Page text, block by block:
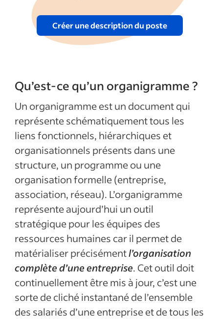
Créer une description du poste
Qu’est-ce qu’un organigramme ?
Un organigramme est un document qui
représente schématiquement tous les
liens fonctionnels, hiérarchiques et
organisationnels présents dans une
structure, un programme ou une
organisation formelle (entreprise,
association, réseau). L’organigramme
représente aujourd’hui un outil
stratégique pour les équipes des
ressources humaines car il permet de
matérialiser précisémentl’organisation
complète d’une entreprise. Cet outil doit
continuellement être mis à jour, c’est une
sorte de cliché instantané de l’ensemble
des salariés d’une entreprise et de tous les